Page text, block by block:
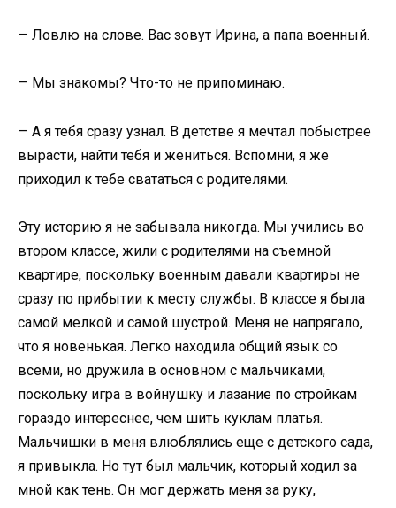
— Ловлю на слове. Вас зовут Ирина, а папа военный.
— Мы знакомы? Что-то не припоминаю.
— А я тебя сразу узнал. В детстве я мечтал побыстрее
вырасти, найти тебя и жениться. Вспомни, я же
приходил к тебе свататься с родителями.
Эту историю я не забывала никогда. Мы учились во
втором классе, жили с родителями на съемной
квартире, поскольку военным давали квартиры не
сразу по прибытии к месту службы. В классе я была
самой мелкой и самой шустрой. Меня не напрягало,
что я новенькая. Легко находила общий язык со
всеми, но дружила в основном с мальчиками,
поскольку игра в войнушку и лазание по стройкам
гораздо интереснее, чем шить куклам платья.
Мальчишки в меня влюблялись еще с детского сада,
я привыкла. Но тут был мальчик, который ходил за
мной как тень. Он мог держать меня за руку,